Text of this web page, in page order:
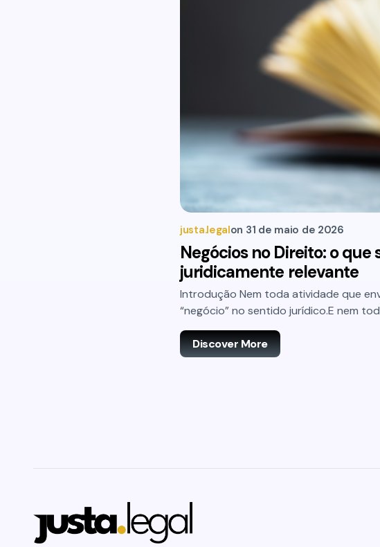
justa.legalon 31 de maio de 2026
Negócios no Direito: o
juridicamente relevante
Introdução Nem toda atividade que
“negócio” no sentido jurídico.E nem
Discover More